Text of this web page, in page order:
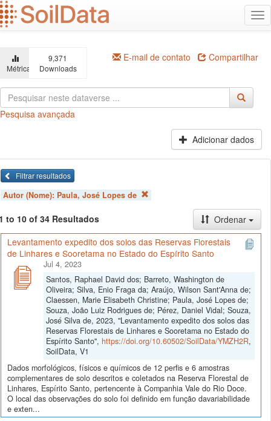
Ir
para
o
principal
Métricas
9,371
Downloads
E-mail de contato Compartilhar
Pesquisa avançada
Adicionar dados
Filtrar resultados
Autor (Nome): Paula, José Lopes de
to 10 of 34 Resultados
Ordenar
Levantamento expedito dos solos das Reservas Florestais
de Linhares e Sooretama no Estado do Espírito Santo
Jul 4, 2023
Santos, Raphael David dos; Barreto, Washington de
Oliveira; Silva, Enio Fraga da; Araújo, Wilson Sant'Anna de;
Claessen, Marie Elisabeth Christine; Paula, José Lopes de;
Souza, João Luiz Rodrigues de; Pérez, Daniel Vidal; Souza,
José Silva de, 2023, "Levantamento expedito dos solos das
Reservas Florestais de Linhares e Sooretama no Estado do
Espírito Santo", https://doi.org/10.60502/SoilData/YMZH2R,
SoilData, V1
Dados morfológicos, físicos e químicos de 12 perfis e 6 amostras
complementares de solo descritos e coletados na Reserva Florestal de
Linhares, Espírito Santo, pertencente à Companhia Vale do Rio Doce.
O local das observações do solo foi definido em função davariabilidade
e exten...